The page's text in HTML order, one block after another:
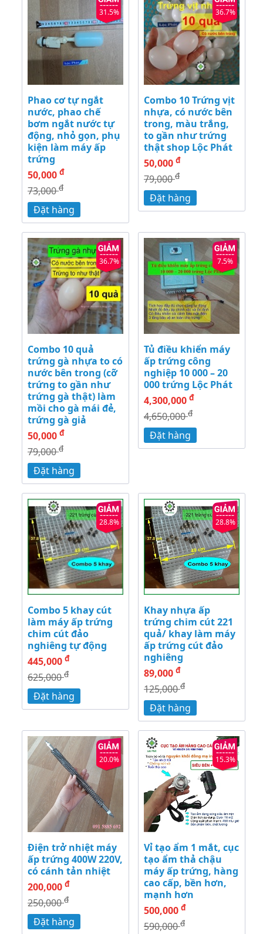
31.5%
Phao cơ tự ngắt
nước, phao chế
bơm ngắt nước tự
động, nhỏ gọn, phụ
kiện làm máy ấp
trứng
50,000 đ
73,000đ
Đặt hàng
36.7%
Combo 10 Trứng vịt
nhựa, có nước bên
trong, màu trắng,
to gần như trứng
thật shop Lộc Phát
50,000 đ
79,000đ
Đặt hàng
36.7%
Combo 10 quả
trứng gà nhựa to có
nước bên trong (cỡ
trứng to gần như
trứng gà thật) làm
mồi cho gà mái đẻ,
trứng gà giả
50,000 đ
79,000đ
Đặt hàng
7.5%
Tủ điều khiển máy
ấp trứng công
nghiệp 10 000 – 20
000 trứng Lộc Phát
4,300,000 đ
4,650,000đ
Đặt hàng
28.8%
Combo 5 khay cút
làm máy ấp trứng
chim cút đảo
nghiêng tự động
445,000 đ
625,000đ
Đặt hàng
28.8%
Khay nhựa ấp
trứng chim cút 221
quả/ khay làm máy
ấp trứng cút đảo
nghiêng
89,000 đ
125,000đ
Đặt hàng
20.0%
Điện trở nhiệt máy
ấp trứng 400W 220V,
có cánh tản nhiệt
200,000 đ
250,000đ
Đặt hàng
15.3%
Vỉ tạo ẩm 1 mắt, cục
tạo ẩm thả chậu
máy ấp trứng, hàng
cao cấp, bền hơn,
mạnh hơn
500,000 đ
590,000đ